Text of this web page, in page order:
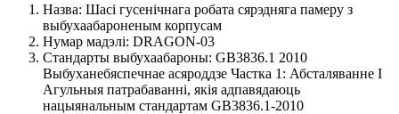
Назва: Шасі гусенічнага робата сярэдняга памеру з
выбухаабароненым корпусам
Нумар мадэлі: DRAGON-03
Стандарты выбухаабароны: GB3836.1 2010
Выбуханебяспечнае асяроддзе Частка 1: Абсталяванне I
Агульныя патрабаванні, якія адпавядаюць
нацыянальным стандартам GB3836.1-2010